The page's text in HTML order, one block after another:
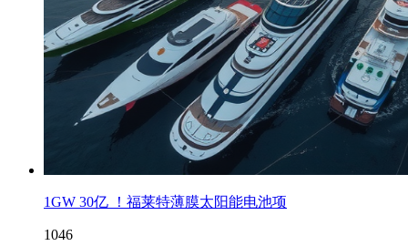
1GW 30亿 ！福莱特薄膜太阳能电池项
1046